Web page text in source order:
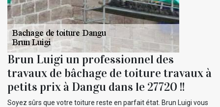
Brun Luigi un professionnel des
travaux de bâchage de toiture travaux à
petits prix à Dangu dans le 27720 !!
Soyez sûrs que votre toiture reste en parfait état. Brun Luigi vous